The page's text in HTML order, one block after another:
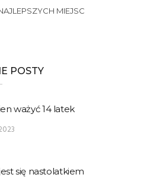
MIEJSC
POSTY
ważyć 14 latek
się nastolatkiem